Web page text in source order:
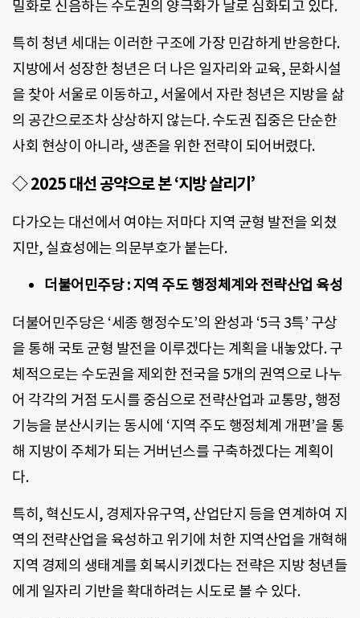
밀화로 신음하는 수도권의 양극화가 날로 심화되고 있다.
특히 청년 세대는 이러한 구조에 가장 민감하게 반응한다.
지방에서 성장한 청년은 더 나은 일자리와 교육, 문화시설
을 찾아 서울로 이동하고, 서울에서 자란 청년은 지방을 삶
의 공간으로조차 상상하지 않는다. 수도권 집중은 단순한
사회 현상이 아니라, 생존을 위한 전략이 되어버렸다.
◇ 2025 대선 공약으로 본 ‘지방 살리기’
다가오는 대선에서 여야는 저마다 지역 균형 발전을 외쳤
지만, 실효성에는 의문부호가 붙는다.
더불어민주당 : 지역 주도 행정체계와 전략산업 육성
더불어민주당은 ‘세종 행정수도’의 완성과 ‘5극 3특’ 구상
을 통해 국토 균형 발전을 이루겠다는 계획을 내놓았다. 구
체적으로는 수도권을 제외한 전국을 5개의 권역으로 나누
어 각각의 거점 도시를 중심으로 전략산업과 교통망, 행정
기능을 분산시키는 동시에 ‘지역 주도 행정체계 개편’을 통
해 지방이 주체가 되는 거버넌스를 구축하겠다는 계획이
다.
특히, 혁신도시, 경제자유구역, 산업단지 등을 연계하여 지
역의 전략산업을 육성하고 위기에 처한 지역산업을 개혁해
지역 경제의 생태계를 회복시키겠다는 전략은 지방 청년들
에게 일자리 기반을 확대하려는 시도로 볼 수 있다.